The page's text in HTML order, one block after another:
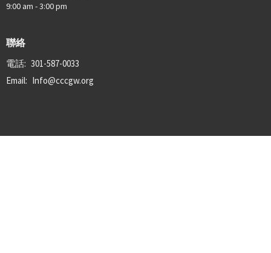
9:00 am - 3:00 pm
聯絡
電話: 301-587-0033
Email: Info@cccgw.org